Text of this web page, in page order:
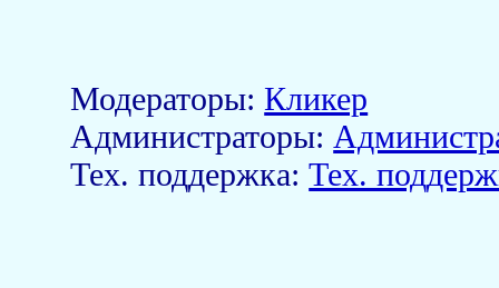
Модераторы:Кликер
Aдминистраторы:
Тех. поддержка:Тех.